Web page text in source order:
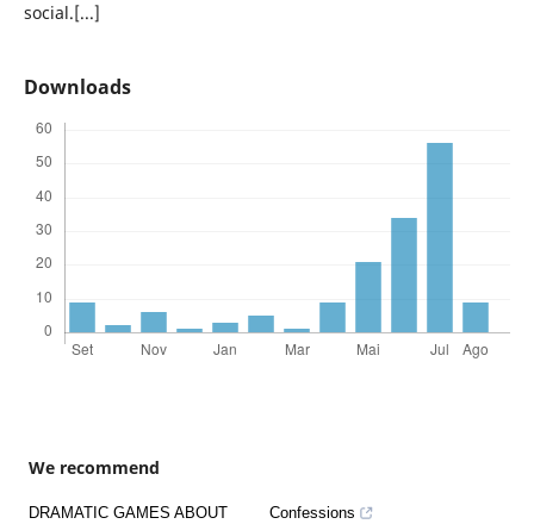
social.[...]
Downloads
We recommend
DRAMATIC GAMES ABOUT
Confessions